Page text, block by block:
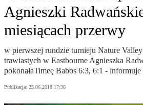
Agnieszki
miesiącach przerwy
w pierwszej rundzie turnieju Nature
trawiastych w Eastbourne Agnieszka
pokonałaTimeę Babos 6:3, 6:1 -
Publikacja: 25.06.2018 17:36